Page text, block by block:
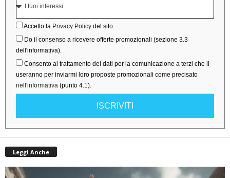
Accetto la Privacy Policy del sito.
Do il consenso a ricevere offerte promozionali (sezione 3.3
dell'informativa).
Consento al trattamento dei dati per la comunicazione a terzi che li
useranno per inviarmi loro proposte promozionali come precisato
nell'informativa (punto 4.1).
ISCRIVITI
Leggi Anche